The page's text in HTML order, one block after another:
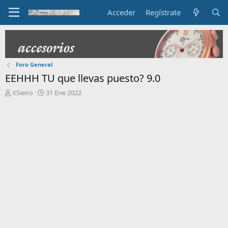
Acceder Regístrate
Foro General
EEHHH TU que llevas puesto? 9.0
IXSieiro
F
31 Ene 2022